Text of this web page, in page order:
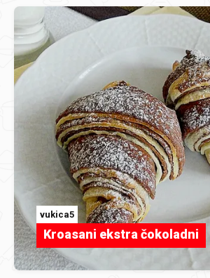
vukica5
Kroasani ekstra čokoladni